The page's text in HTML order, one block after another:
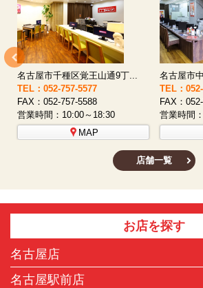
名古屋市西区八筋町277 ...
TEL：052-508-5933
FAX：052-508-5930
営業時間：10:00～18:30
MAP
名古屋市
TEL：
FAX：
営業時間
店舗一覧
お店を探す
名古屋店
名古屋駅前店